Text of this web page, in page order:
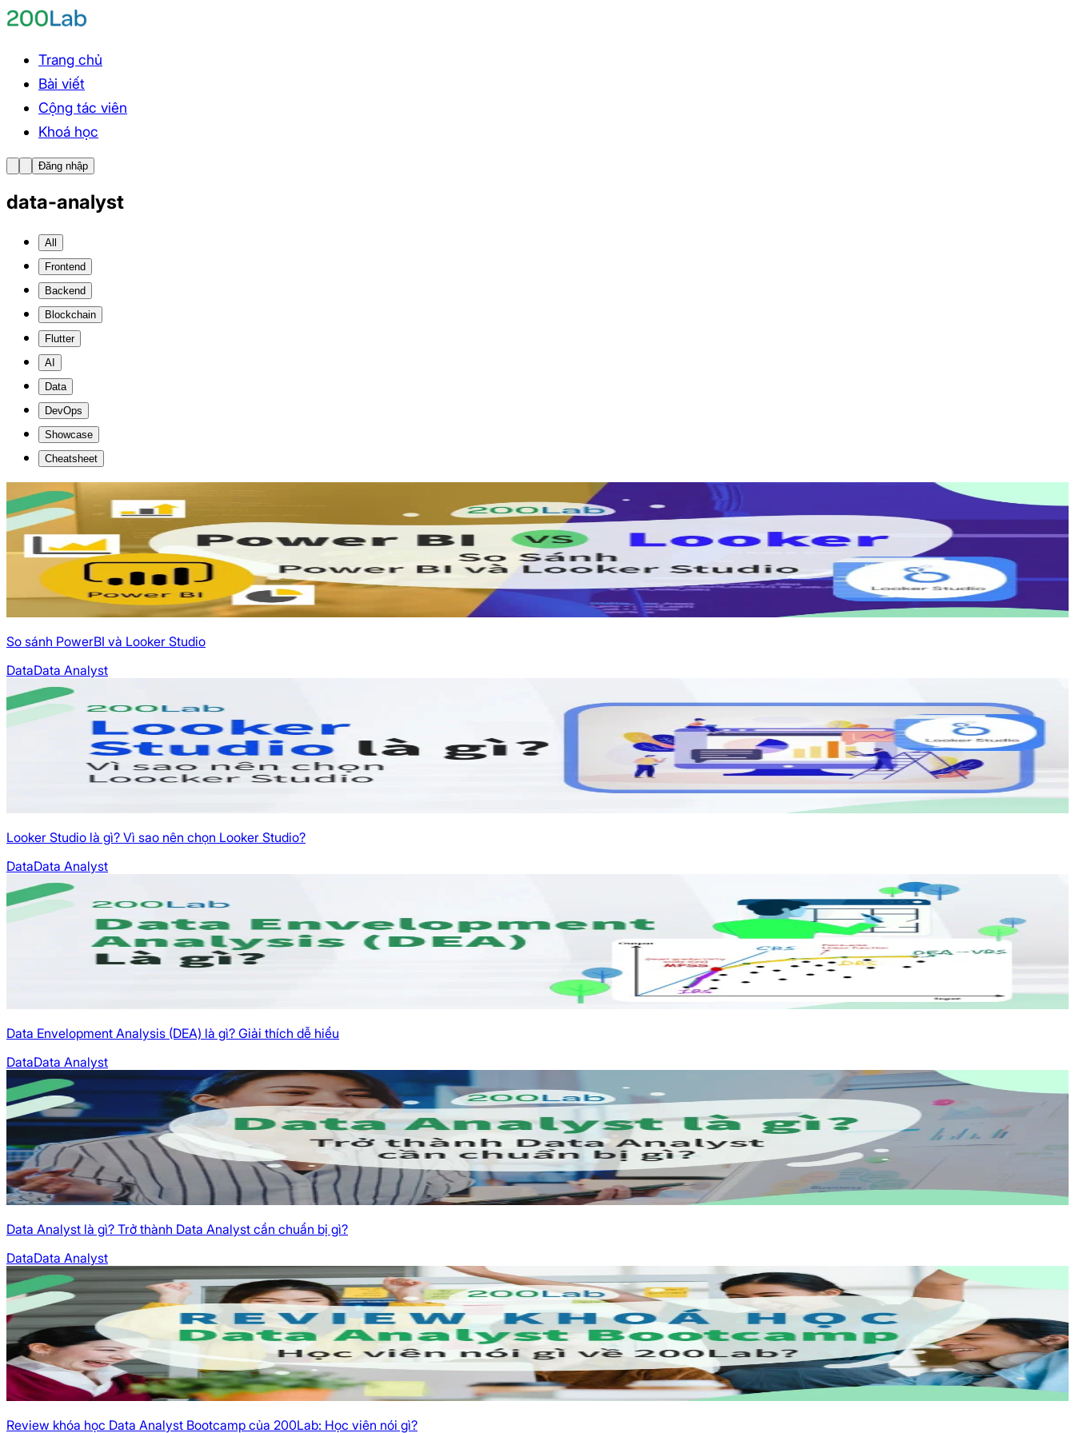
Trang chủ
Bài viết
Cộng tác viên
Khoá học
Đăng nhập
data-analyst
All
Frontend
Backend
Blockchain
Flutter
AI
Data
DevOps
Showcase
Cheatsheet
So sánh PowerBI và Looker Studio
DataData Analyst
Looker Studio là gì? Vì sao nên chọn Looker Studio?
DataData Analyst
Data Envelopment Analysis (DEA) là gì? Giải thích dễ hiểu
DataData Analyst
Data Analyst là gì? Trở thành Data Analyst cần chuẩn bị gì?
DataData Analyst
Review khóa học Data Analyst Bootcamp của 200Lab: Học viên nói gì?